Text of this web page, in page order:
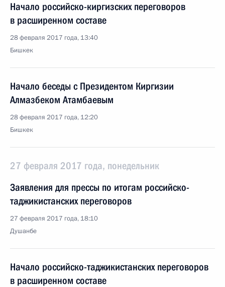
Начало российско-киргизских переговоров
в расширенном составе
28 февраля 2017 года, 13:40
Бишкек
Начало беседы с Президентом Киргизии
Алмазбеком Атамбаевым
28 февраля 2017 года, 12:20
Бишкек
27 февраля 2017 года, понедельник
Заявления для прессы по итогам российско-
таджикистанских переговоров
27 февраля 2017 года, 18:10
Душанбе
Начало российско-таджикистанских переговоров
в расширенном составе